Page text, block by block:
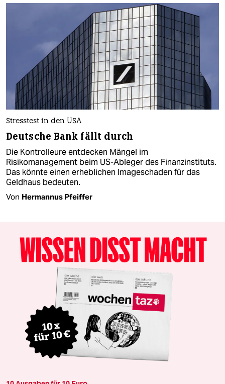
Stresstest in den USA
Deutsche Bank fällt durch
Die Kontrolleure entdecken Mängel im
Risikomanagement beim US-Ableger des Finanzinstituts.
Das könnte einen erheblichen Imageschaden für das
Geldhaus bedeuten.
Von Hermannus Pfeiffer